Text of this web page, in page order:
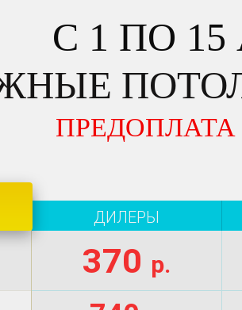
С 1 ПО
ПРЕДОПЛАТА
ДИЛЕРЫ
370 р.